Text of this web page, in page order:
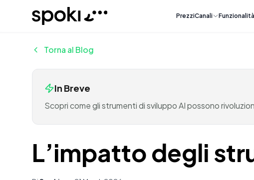
Spoki PrezziCanali Funzionalità
Torna al Blog
In Breve
Scopri come gli strumenti di sviluppo AI possono
L’impatto degli